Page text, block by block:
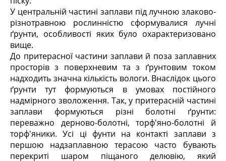
У центральній частині заплави під лучною злаково-
різнотравною рослинністю сформувалися лучні
ґрунти, особливості яких було охарактеризовано
вище.
До притерасної частини заплави й поза заплавних
просторів з поверхневим та з ґрунтовим током
надходить значна кількість вологи. Внаслідок цього
ґрунти тут формуються в умовах постійного
надмірного зволоження. Так, у притерасній частині
заплави формуються різні болотні ґрунти:
переважно дерново-болотні, торф'яно-болотні й
торф'яники. Усі ці фунти на контакті заплави з
першою надзаплавною терасою часто бувають
перекриті шаром піщаного делювію, який